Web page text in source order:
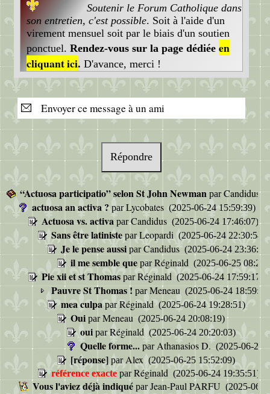
Soutenir le Forum Catholique dans
son entretien, c'est possible. Soit à l'aide d'un
virement mensuel soit par le biais d'un soutien
ponctuel. Rendez-vous sur la page dédiée en
cliquant ici. D'avance, merci !
Envoyer ce message à un ami
Répondre
“Actuosa participatio” selon St John Newman parCandidus
actuosa an activa ? parLycobates (2025-06-24 15:59:39)
Actuosa vs. activa parCandidus (2025-06-24 17:46:07)
Sans être latiniste parLeopardi (2025-06-24 22:30:54)
Je le pense aussi parCandidus (2025-06-24
il me semble que parRéginald (2025-06-25
Pie xii et st Thomas parRéginald (2025-06-24 17:59:17)
Pauvre St Thomas ! parMeneau (2025-06-24
mea culpa parRéginald (2025-06-24 19:28:51)
Oui parMeneau (2025-06-24 20:08:19)
oui parRéginald (2025-06-24 20:20:03)
Quelle forme... par Athanasios D. (2025-06-25
[réponse] par Alex (2025-06-25 15:52:09)
référence exacte parRéginald (2025-06-24 19:35:51)
Vous l'aviez déjà indiqué parJean-Paul PARFU (2025-06-